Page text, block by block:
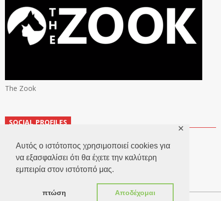
Αυτός ο ιστότοπος χρησιμοποιεί cookies για
να εξασφαλίσει ότι θα έχετε την καλύτερη
εμπειρία στον ιστότοπό μας.
πτώση Αποδέχομαι
✕
The Zook
SOCIAL PROFILES